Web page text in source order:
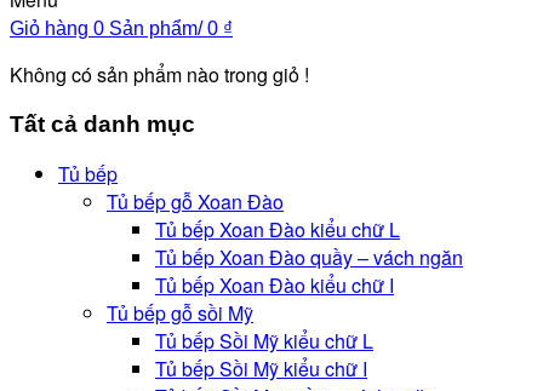
Giỏ hàng 0 Sản phẩm/0 ₫
Không có sản phẩm nào trong giỏ !
Tất cả danh mục
Tủ bếp
Tủ bếp gỗ Xoan Đào
Tủ bếp Xoan Đào kiểu chữ L
Tủ bếp Xoan Đào quầy – vách ngăn
Tủ bếp Xoan Đào kiểu chữ I
Tủ bếp gỗ sồi Mỹ
Tủ bếp Sồi Mỹ kiểu chữ L
Tủ bếp Sồi Mỹ kiểu chữ I